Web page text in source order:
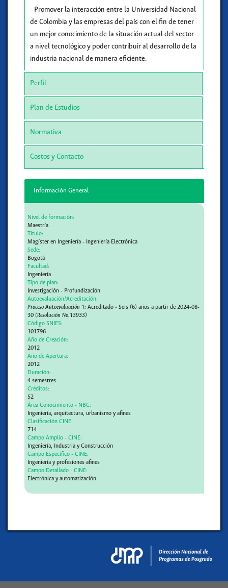
- Promover la interacción entre la Universidad Nacional
de Colombia y las empresas del país con el fin de tener
un mejor conocimiento de la situación actual del sector
a nivel tecnológico y poder contribuir al desarrollo de la
industria nacional de manera eficiente.
Perfil
Plan de Estudios
Normativa
Costos y Contacto
Información General
Nivel de formación:
Maestría
Título:
Magíster en Ingeniería - Ingeniería Electrónica
Sede:
Bogotá
Facultad:
Ingeniería
Tipo de plan:
Investigación - Profundización
Autoevaluación/Acreditación:
Proceso Autoevaluación 1: Acreditado - Seis (6) años a partir de 2024-08-
30(Resolución No.13933)
Código SNIES:
101796
Año de Creación:
2012
Año de Apertura:
2012
Duración:
4 semestres
Créditos:
52
Área Conocimiento - NBC:
Ingeniería, arquitectura, urbanismo y afines
Clasificación CINE:
714
Campo Amplio - CINE:
Ingeniería, Industria y Construcción
Campo Específico - CINE:
Ingeniería y profesiones afines
Campo Detallado - CINE:
Electrónica y automatización